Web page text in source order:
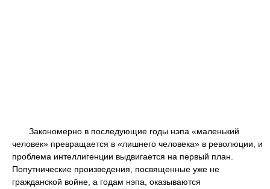
Закономерно в последующие годы нэпа «маленький
человек» превращается в «лишнего человека» в революции, и
проблема интеллигенции выдвигается на первый план.
Попутнические произведения, посвященные уже не
гражданской войне, а годам нэпа, оказываются